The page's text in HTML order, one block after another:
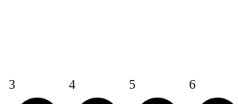
3 4 5 6